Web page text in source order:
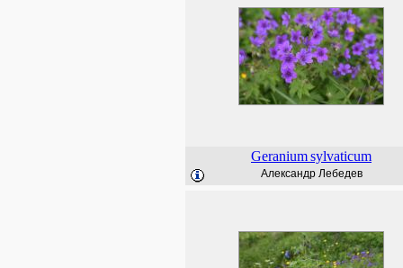
Geraniumsylvaticum
Александр Лебедев